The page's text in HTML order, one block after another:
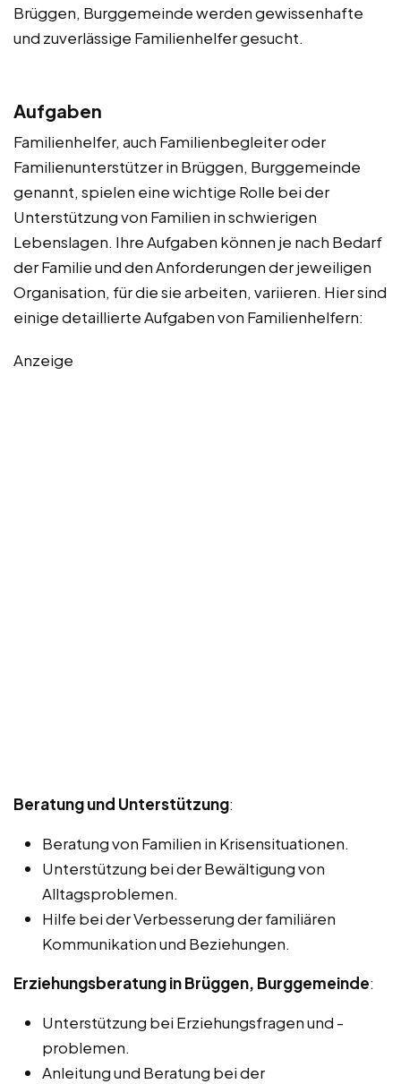
Brüggen, Burggemeinde werden gewissenhafte
und zuverlässige Familienhelfer gesucht.
Aufgaben
Familienhelfer, auch Familienbegleiter oder
Familienunterstützer in Brüggen, Burggemeinde
genannt, spielen eine wichtige Rolle bei der
Unterstützung von Familien in schwierigen
Lebenslagen. Ihre Aufgaben können je nach Bedarf
der Familie und den Anforderungen der jeweiligen
Organisation, für die sie arbeiten, variieren. Hier sind
einige detaillierte Aufgaben von Familienhelfern:
Anzeige
Beratung und Unterstützung:
Beratung von Familien in Krisensituationen.
Unterstützung bei der Bewältigung von
Alltagsproblemen.
Hilfe bei der Verbesserung der familiären
Kommunikation und Beziehungen.
Erziehungsberatung in Brüggen, Burggemeinde:
Unterstützung bei Erziehungsfragen und -
problemen.
Anleitung und Beratung bei der